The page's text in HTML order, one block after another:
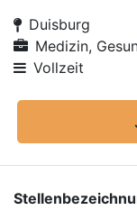
Duisburg
Medizin,
Vollzeit